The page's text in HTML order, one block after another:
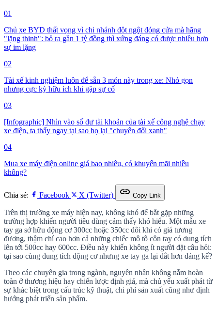
01
Chủ xe BYD thất vọng vì chi nhánh đột ngột đóng cửa mà hãng
"lặng thinh": bỏ ra gần 1 tỷ đồng thì xứng đáng có được nhiều hơn
sự im lặng
02
Tài xế kinh nghiệm luôn để sẵn 3 món này trong xe: Nhỏ gọn
nhưng cực kỳ hữu ích khi gặp sự cố
03
[Infographic] Nhìn vào số dư tài khoản của tài xế công nghệ chạy
xe điện, ta thấy ngay tại sao họ lại "chuyển đổi xanh"
04
Mua xe máy điện online giá bao nhiêu, có khuyến mãi nhiều
không?
Chia sẻ: Facebook X (Twitter) link Copy Link
Trên thị trường xe máy hiện nay, không khó để bắt gặp những
trường hợp khiến người tiêu dùng cảm thấy khó hiểu. Một mẫu xe
tay ga sở hữu động cơ 300cc hoặc 350cc đôi khi có giá tương
đương, thậm chí cao hơn cả những chiếc mô tô côn tay có dung tích
lên tới 500cc hay 600cc. Điều này khiến không ít người đặt câu hỏi:
tại sao cùng dung tích động cơ nhưng xe tay ga lại đắt hơn đáng kể?
Theo các chuyên gia trong ngành, nguyên nhân không nằm hoàn
toàn ở thương hiệu hay chiến lược định giá, mà chủ yếu xuất phát từ
sự khác biệt trong cấu trúc kỹ thuật, chi phí sản xuất cũng như định
hướng phát triển sản phẩm.